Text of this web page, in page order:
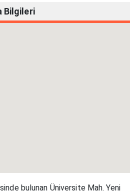
Bilgileri
bulunan Üniversite Mah. Yeni